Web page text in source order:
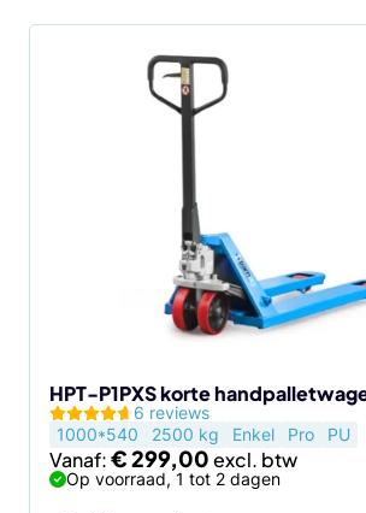
HPT-P1PXS korte
6 reviews
1000*540
2500 kg Enkel Pro PU
Vanaf:€299,00
Op voorraad, 1 tot 2 dagen